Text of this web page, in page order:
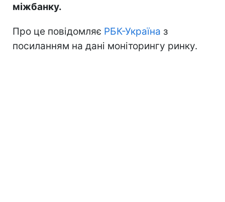
міжбанку.
Про це повідомляє РБК-Україна з
посиланням на дані моніторингу ринку.